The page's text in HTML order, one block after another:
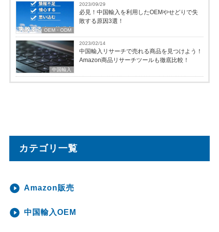
OEM・ODM
2023/09/29
必見！中国輸入を利用したOEMやせどりで失
敗する原因3選！
中国輸入
2023/02/14
中国輸入リサーチで売れる商品を見つけよう！
Amazon商品リサーチツールも徹底比較！
カテゴリ一覧
Amazon販売
中国輸入OEM